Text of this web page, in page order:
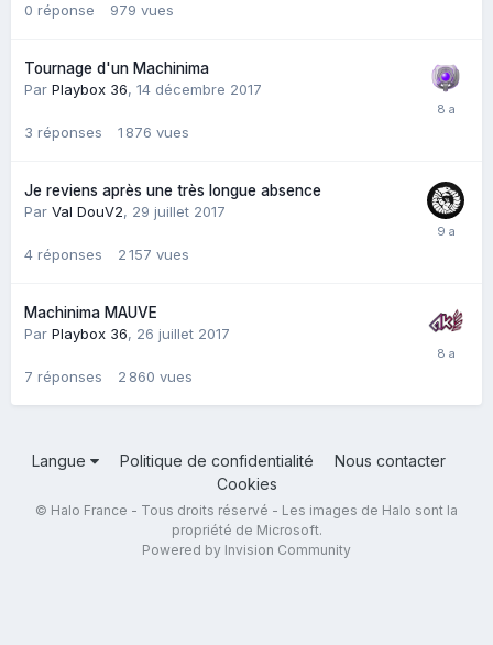
0 réponse 979 vues
Tournage d'un Machinima
Par Playbox 36, 14 décembre 2017
3 réponses 1 876 vues
Je reviens après une très longue absence
Par Val DouV2, 29 juillet 2017
4 réponses 2 157 vues
Machinima MAUVE
Par Playbox 36, 26 juillet 2017
7 réponses 2 860 vues
Langue Politique de confidentialité
Nous contacter
Cookies
© Halo France - Tous droits réservé - Les images de Halo sont la
propriété de Microsoft.
Powered by Invision Community